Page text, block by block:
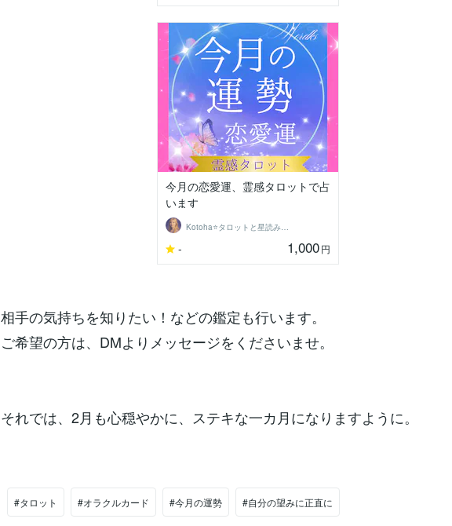
今月の恋愛運、霊感タロットで占
います
- 1,000円
相手の気持ちを知りたい！などの鑑定も行います。
ご希望の方は、DMよりメッセージをくださいませ。
それでは、2月も心穏やかに、ステキな一カ月になりますように。
#タロット #オラクルカード #今月の運勢 #自分の望みに正直に